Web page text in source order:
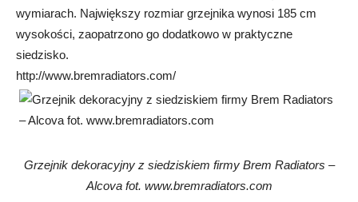
wymiarach. Największy rozmiar grzejnika wynosi 185 cm
wysokości, zaopatrzono go dodatkowo w praktyczne
siedzisko.
http://www.bremradiators.com/
Grzejnik dekoracyjny z siedziskiem firmy Brem Radiators –
Alcova fot. www.bremradiators.com